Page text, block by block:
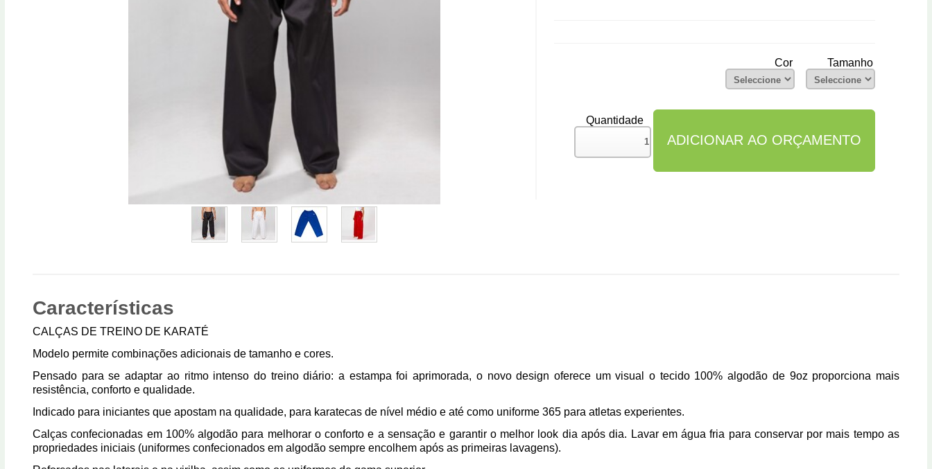
Cor Tamanho
Quantidade
Características
CALÇAS DE TREINO DE KARATÉ
Modelo permite combinações adicionais de tamanho e cores.
Pensado para se adaptar ao ritmo intenso do treino diário: a estampa foi aprimorada, o novo design oferece um visual o tecido 100% algodão de 9oz proporciona mais
resistência, conforto e qualidade.
Indicado para iniciantes que apostam na qualidade, para karatecas de nível médio e até como uniforme 365 para atletas experientes.
Calças confecionadas em 100% algodão para melhorar o conforto e a sensação e garantir o melhor look dia após dia. Lavar em água fria para conservar por mais tempo as
propriedades iniciais (uniformes confecionados em algodão sempre encolhem após as primeiras lavagens).